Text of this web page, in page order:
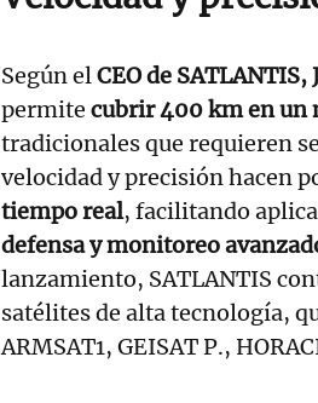
Según elCEO de
permite cubrir 400 km en un
tradicionales que requieren
velocidad y precisión hacen
tiempo real, facilitando
defensa y monitoreo
lanzamiento, SATLANTIS
satélites de alta tecnología,
ARMSAT1, GEISAT P.,